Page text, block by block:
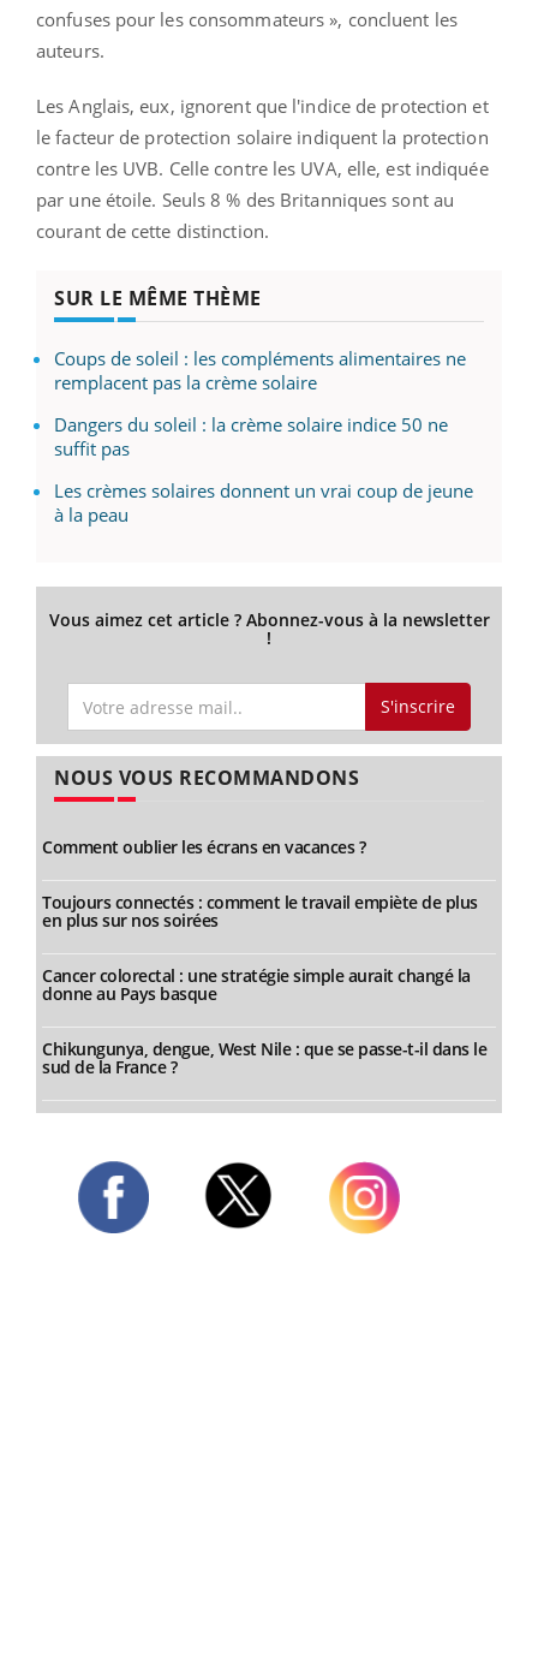
confuses pour les consommateurs », concluent les
auteurs.
Les Anglais, eux, ignorent que l'indice de protection et
le facteur de protection solaire indiquent la protection
contre les UVB. Celle contre les UVA, elle, est indiquée
par une étoile. Seuls 8 % des Britanniques sont au
courant de cette distinction.
SUR LE MÊME THÈME
Coups de soleil : les compléments alimentaires ne
remplacent pas la crème solaire
Dangers du soleil : la crème solaire indice 50 ne
suffit pas
Les crèmes solaires donnent un vrai coup de jeune
à la peau
Vous aimez cet article ? Abonnez-vous à la newsletter
!
S'inscrire
NOUS VOUS RECOMMANDONS
Comment oublier les écrans en vacances ?
Toujours connectés : comment le travail empiète de plus
en plus sur nos soirées
Cancer colorectal : une stratégie simple aurait changé la
donne au Pays basque
Chikungunya, dengue, West Nile : que se passe-t-il dans le
sud de la France ?